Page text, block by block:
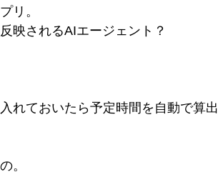
リ。
映されるAIエージェント？
れておいたら予定時間を自動で算出
。